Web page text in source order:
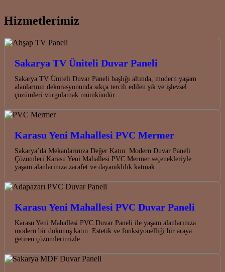
Hizmetlerimiz
Sakarya TV Üniteli Duvar Paneli
Sakarya TV Üniteli Duvar Paneli başlığı altında, modern yaşam
alanlarının dekorasyonunda sıkça tercih edilen şık ve işlevsel
çözümleri vurgulamak mümkündür.…
Karasu Yeni Mahallesi PVC Mermer
Sakarya’da Mekanlarınıza Değer Katın: Modern Duvar Paneli
Çözümleri Karasu Yeni Mahallesi PVC Mermer seçenekleriyle
yaşam alanlarınıza zarafet ve dayanıklılık katmak…
Karasu Yeni Mahallesi PVC Duvar Paneli
Karasu Yeni Mahallesi PVC Duvar Paneli ile yaşam alanlarınıza
modern bir dokunuş katın. Estetik ve fonksiyonelliği bir araya
getiren çözümlerimizle…